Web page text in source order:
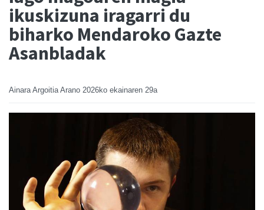
ikuskizuna iragarri du
biharko Mendaroko Gazte
Asanbladak
Ainara Argoitia Arano 2026ko ekainaren 29a